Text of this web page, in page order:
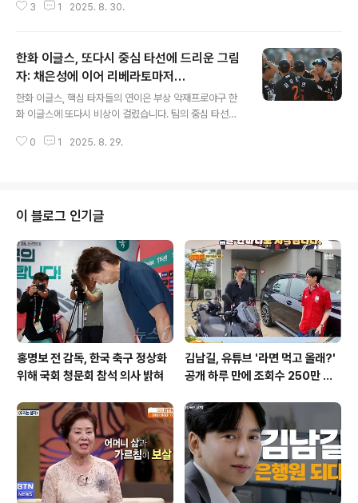
해 손흥민의 리버풀 이적 비하인드 스토리가 드러났습니
상하게 만듭니다. 손흥민은 2015년 토트넘 홋스퍼로 이적
하기 전, 리버풀 이적을 눈앞에 두었으나, 당시 감독의 결정
으로 무산된 것으로 알려졌습니다. 로저스 감독의 반대로
무산된 손흥민의 리버풀행미국 매체 애슬론스포츠의 보도
했었습니다. 당시 리버풀의 리서치 디렉터였던 이언 그레
3 1 2025. 8. 30.
한화 이글스, 또다시 중심 타선에 드리운 그림
자: 채은성에 이어 리베라토마저…
한화 이글스, 핵심 타자들의 연이은 부상 악재프로야구 한
화 이글스에 또다시 비상이 걸렸습니다. 팀의 중심 타선을
니다. 지난 25일, 채은성이 왼쪽 발가락 통증으로 1군 엔트
에 드리운 그림자채은성은 올 시즌 115경기에 출전하여 타
율 2할 9푼 9리, 19홈런, 80타점, 51득점, OPS 0.857
을 기록하며 한화의 상승세를 이끌었습니다. 그의 갑작스
러운 이탈은 팀 공격력에 큰 손실로 이어질 수밖에 없습니
다. 구단 측은 “왼쪽 4번째 발가락 통증으로 인한 병원 진
료 결과 통증 ..
0 1 2025. 8. 29.
이 블로그 인기글
홍명보 전 감독, 한국 축구 정상화
위해 국회 청문회 참석 의사 밝혀
김남길, 유튜브 '라면 먹고 올래?'
공개 하루 만에 조회수 250만 돌